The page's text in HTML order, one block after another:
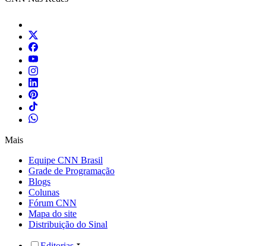
Mais
Equipe CNN Brasil
Grade de Programação
Blogs
Colunas
Fórum CNN
Mapa do site
Distribuição do Sinal